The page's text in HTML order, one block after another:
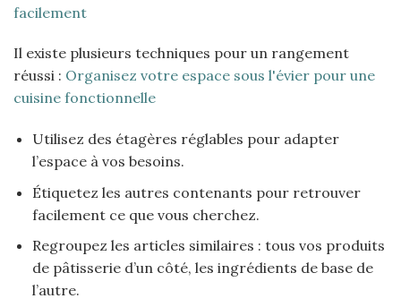
facilement
Il existe plusieurs techniques pour un rangement
réussi : Organisez votre espace sous l'évier pour une
cuisine fonctionnelle
Utilisez des étagères réglables pour adapter
l’espace à vos besoins.
Étiquetez les autres contenants pour retrouver
facilement ce que vous cherchez.
Regroupez les articles similaires : tous vos produits
de pâtisserie d’un côté, les ingrédients de base de
l’autre.